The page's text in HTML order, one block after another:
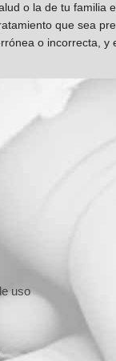
o la de tu familia
que sea
o incorrecta, y
uso